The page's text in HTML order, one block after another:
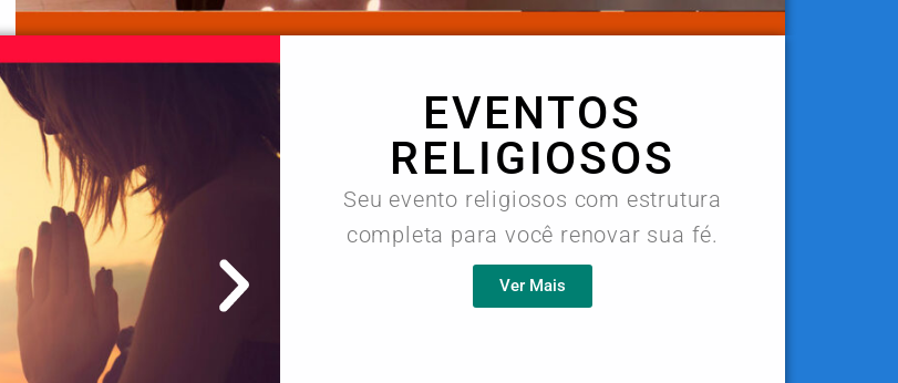
EVENTOS
RELIGIOSOS
Seu evento religiosos com estrutura
completa para você renovar sua fé.
Ver Mais